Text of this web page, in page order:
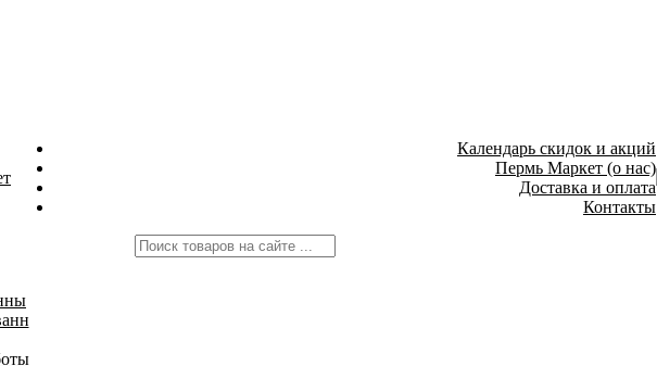
Календарь скидок и акций
Пермь Маркет (о нас)
Доставка и оплата
Контакты